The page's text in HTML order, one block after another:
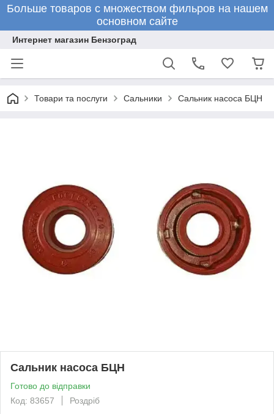
Больше товаров с множеством фильров на нашем
основном сайте
Интернет магазин Бензоград
Товари та послуги Сальники Сальник насоса БЦН
Сальник насоса БЦН
Готово до відправки
Код: 83657
Роздріб